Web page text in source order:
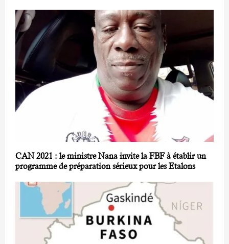
CAN 2021 : le ministre Nana invite la FBF à établir un
programme de préparation sérieux pour les Etalons